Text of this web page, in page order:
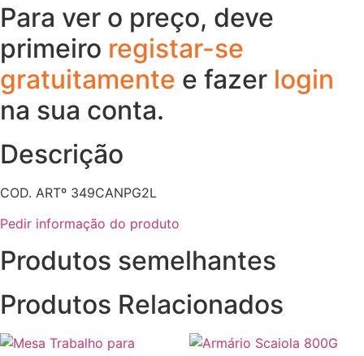
Para ver o preço, deve
primeiro registar-se
gratuitamente e fazer login
na sua conta.
Descrição
COD. ARTº 349CANPG2L
Pedir informação do produto
Produtos semelhantes
Produtos Relacionados